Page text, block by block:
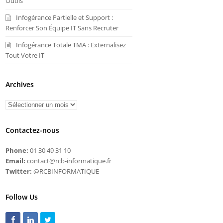
Infogérance Partielle et Support :
Renforcer Son Équipe IT Sans Recruter
Infogérance Totale TMA : Externalisez
Tout Votre IT
Archives
Contactez-nous
Phone: 01 30 49 31 10
Email: contact@rcb-informatique.fr
Twitter: @RCBINFORMATIQUE
Follow Us